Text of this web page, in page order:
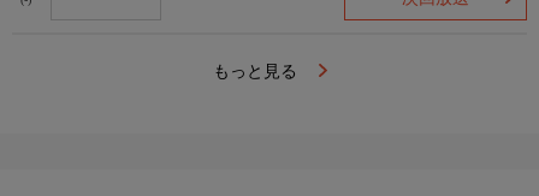
もっと見る